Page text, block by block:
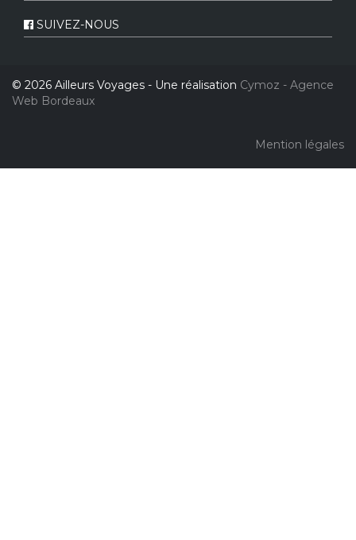
SUIVEZ-NOUS
© 2026 Ailleurs Voyages - Une réalisation Cymoz - Agence
Web Bordeaux
Mention légales